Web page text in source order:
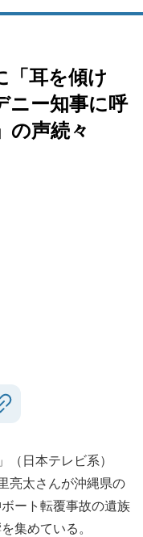
「耳を傾け
ー知事に呼
の声続々
日本テレビ系）
亮太さんが沖縄県の
ート転覆事故の遺族
集めている。